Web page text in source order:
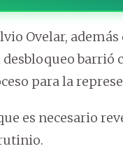
Ovelar,
barrió
para la
es necesario